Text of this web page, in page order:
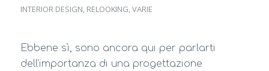
INTERIOR DESIGN, RELOOKING,VARIE
Ebbene sì, sono ancora qui per parlarti
dell’importanza di una progettazione